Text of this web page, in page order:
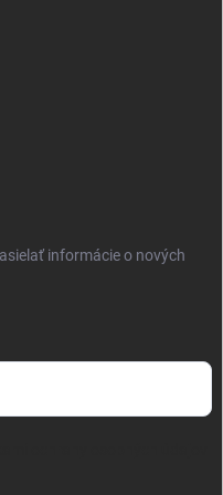
informácie o nových